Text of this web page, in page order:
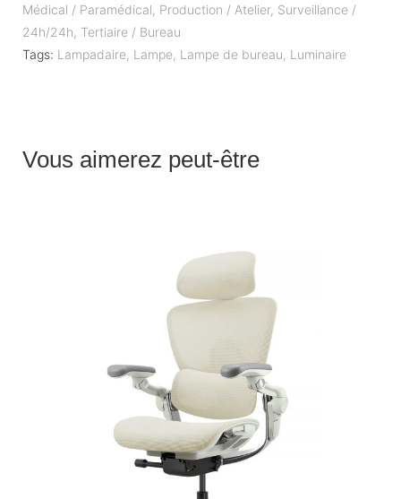
Médical / Paramédical, Production / Atelier, Surveillance /
24h/24h, Tertiaire / Bureau
Tags: Lampadaire, Lampe, Lampe de bureau, Luminaire
Vous aimerez peut-être